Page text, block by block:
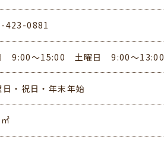
423-0881
9:00～15:00 土曜日 9:00～13:00
日・祝日・年末年始